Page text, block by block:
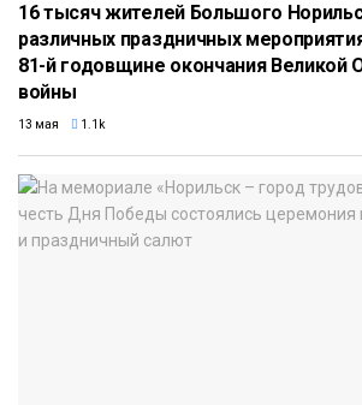
16 тысяч жителей Большого
различных праздничных
81-й годовщине окончания Великой
войны
13 мая 1.1k